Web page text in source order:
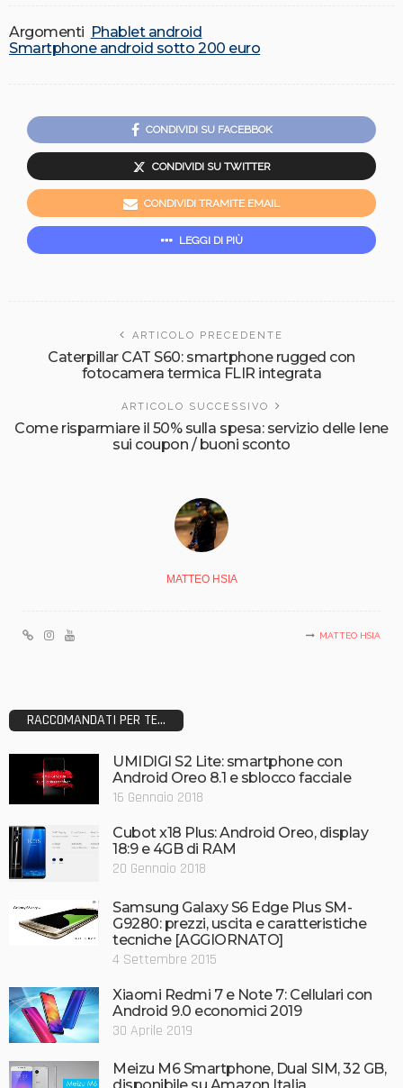
Argomenti Phablet android
Smartphone android sotto 200 euro
CONDIVIDI SU FACEBBOK
CONDIVIDI SU TWITTER
CONDIVIDI TRAMITE EMAIL
LEGGI DI PIÙ
ARTICOLO PRECEDENTE
Caterpillar CAT S60: smartphone rugged con
fotocamera termica FLIR integrata
ARTICOLO SUCCESSIVO
Come risparmiare il 50% sulla spesa: servizio delle Iene
sui coupon / buoni sconto
MATTEO HSIA
MATTEO HSIA
RACCOMANDATI PER TE...
UMIDIGI S2 Lite: smartphone con
Android Oreo 8.1 e sblocco facciale
16 Gennaio 2018
Cubot x18 Plus: Android Oreo, display
18:9 e 4GB di RAM
20 Gennaio 2018
Samsung Galaxy S6 Edge Plus SM-
G9280: prezzi, uscita e caratteristiche
tecniche [AGGIORNATO]
4 Settembre 2015
Xiaomi Redmi 7 e Note 7: Cellulari con
Android 9.0 economici 2019
30 Aprile 2019
Meizu M6 Smartphone, Dual SIM, 32 GB,